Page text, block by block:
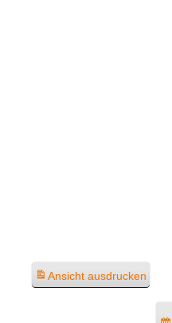
Ansicht ausdrucken